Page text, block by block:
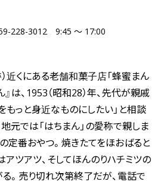
228-3012
9:45 ～ 17:00
近くにある老舗和菓子店「蜂蜜まん
は、1953（昭和28）年、先代が親戚
もっと身近なものにしたい」と相談
元では「はちまん」の愛称で親しま
定番おやつ。焼きたてをほおばると
アツアツ、そしてほんのりハチミツの
。売り切れ次第終了だが、電話で